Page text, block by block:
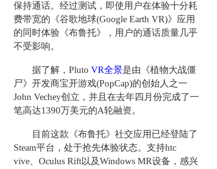
保持通话。经过测试，即使用户在体验十分耗
费带宽的《谷歌地球(Google Earth VR)》应用
的同时体验《布鲁托》，用户的通话质量几乎
不受影响。
据了解，Pluto VR全景是由《植物大战僵
尸》开发商宝开游戏(PopCap)的创始人之一
John Vechey创立，并且在去年四月份完成了一
笔高达1390万美元的A轮融资。
目前这款《布鲁托》社交应用已经登陆了
Steam平台，处于抢先体验状态。支持htc
vive、Oculus Rift以及Windows MR设备，感兴